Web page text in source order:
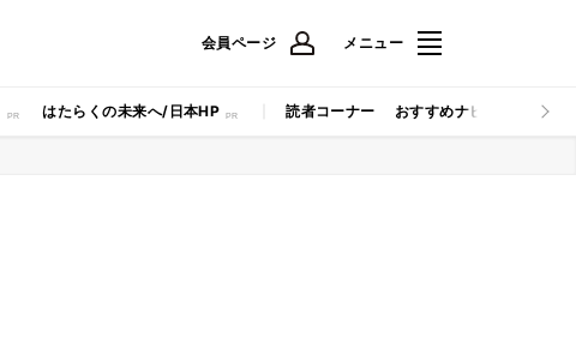
会員ページ メニュー
はたらくの未来へ/日本HP 読者コーナー おすすめナビ マイナビ